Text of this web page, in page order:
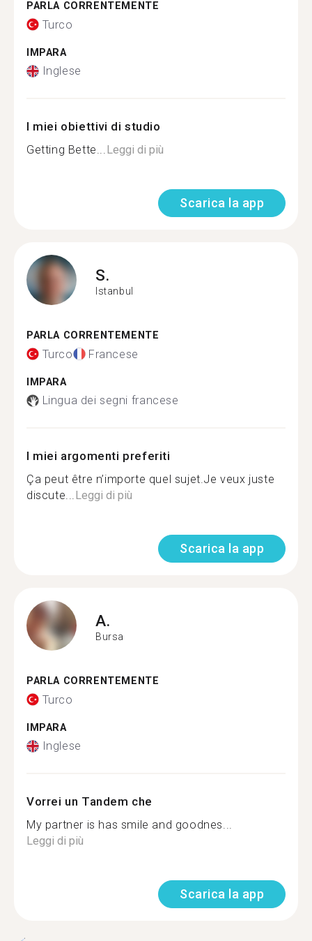
PARLA CORRENTEMENTE
Turco
IMPARA
Inglese
I miei obiettivi di studio
Getting Bette...Leggi di più
Scarica la app
S.
Istanbul
PARLA CORRENTEMENTE
Turco Francese
IMPARA
Lingua dei segni francese
I miei argomenti preferiti
Ça peut être n’importe quel sujet.Je veux juste
discute...Leggi di più
Scarica la app
A.
Bursa
PARLA CORRENTEMENTE
Turco
IMPARA
Inglese
Vorrei un Tandem che
My partner is has smile and goodnes...
Leggi di più
Scarica la app